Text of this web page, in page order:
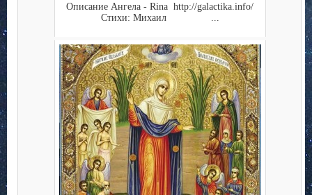
Описание Ангела - Rina http://galactika.info/
Стихи: Михаил ...